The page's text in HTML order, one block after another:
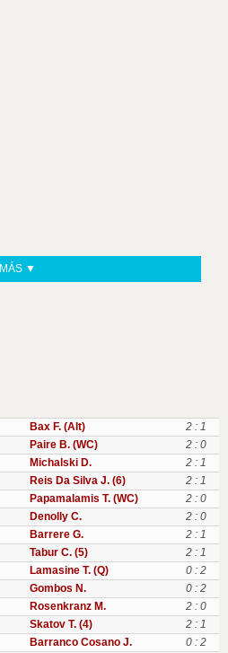
MÁS ▼
Bax F. (Alt)
2 : 1
Paire B. (WC)
2 : 0
Michalski D.
2 : 1
Reis Da Silva J. (6)
2 : 1
Papamalamis T. (WC)
2 : 0
Denolly C.
2 : 0
Barrere G.
2 : 1
Tabur C. (5)
2 : 1
Lamasine T. (Q)
0 : 2
Gombos N.
0 : 2
Rosenkranz M.
2 : 0
Skatov T. (4)
2 : 1
Barranco Cosano J. 0 : 2